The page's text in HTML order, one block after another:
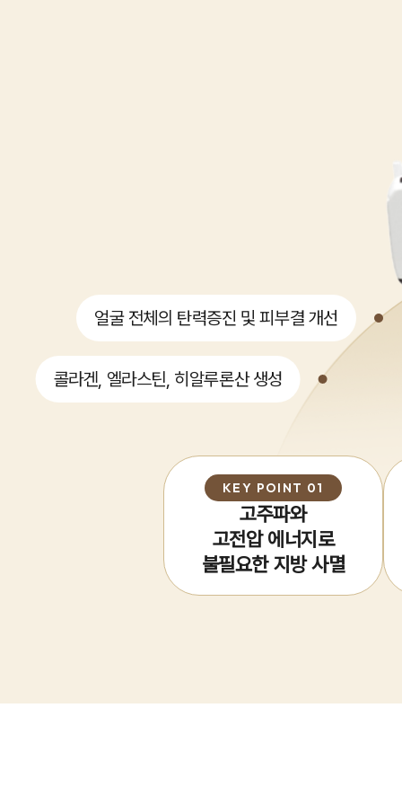
콜라겐, 엘라스틴, 히알루론산 생성
얼굴 전체의 탄력증진 및 피부결 개선
KEY POINT 01
고주파와
고전압 에너지로
불필요한 지방 사멸